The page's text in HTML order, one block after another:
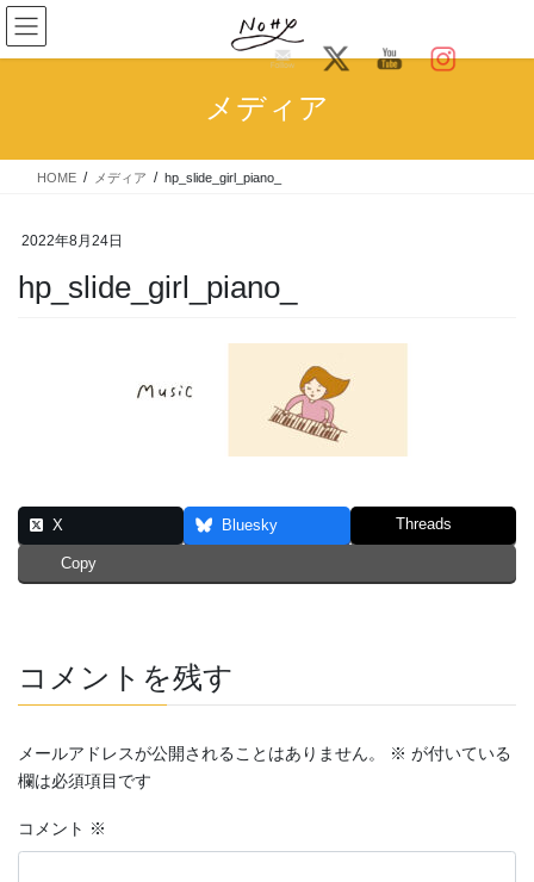
コ
ン
テ
ス
ナ
ビ
ゲ
ン
メディア
HOME メディア hp_slide_girl_piano_
2022年8月24日
hp_slide_girl_piano_
X Bluesky Threads
Copy
コメントを残す
メールアドレスが公開されることはありません。 ※ が付いている
欄は必須項目です
コメント ※